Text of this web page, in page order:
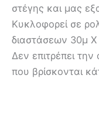
στέγης και μας
Κυκλοφορεί σε
διαστάσεων 30μ Χ
Δεν επιτρέπει
που βρίσκονται